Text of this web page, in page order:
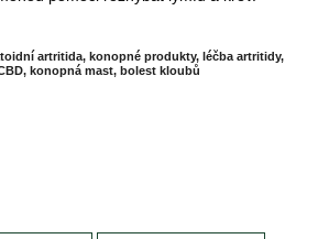
artritida, konopné produkty, léčba artritidy,
konopná mast, bolest kloubů